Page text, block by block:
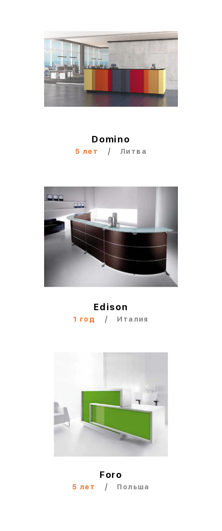
Domino
5 лет / Литва
Edison
1 год / Италия
Foro
5 лет / Польша